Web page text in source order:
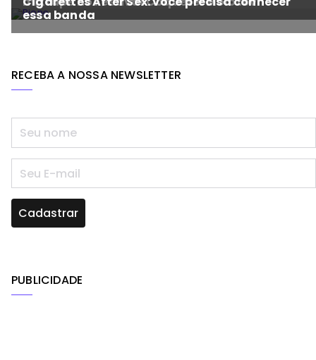
RECEBA A NOSSA NEWSLETTER
PUBLICIDADE